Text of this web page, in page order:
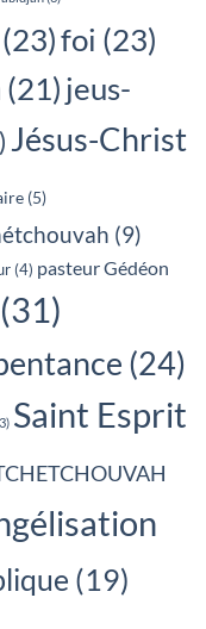
(23)foi (23)
(21) jeus-
Jésus-Christ
(5)
(9)
(4) pasteur Gédéon
(31)
(24)
Saint Esprit
(19)